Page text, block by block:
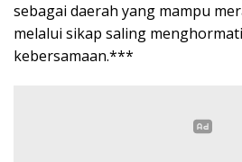
sebagai daerah yang mampu
melalui sikap saling
kebersamaan.***